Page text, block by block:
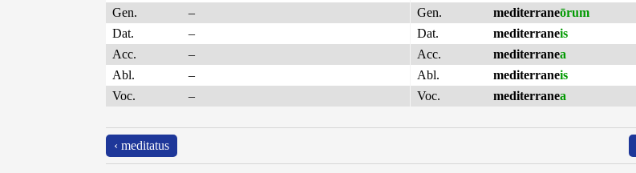
Gen.
–
Dat.
–
Acc.
–
Abl.
–
Voc.
–
Gen.
mediterraneōrum
Dat.
mediterraneis
Acc.
mediterranea
Abl.
mediterraneis
Voc.
mediterranea
‹ meditatus